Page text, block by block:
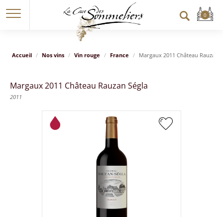
Accueil Nos vins Vin rouge France Margaux 2011 Château Rauzan
Margaux 2011 Château Rauzan Ségla
2011